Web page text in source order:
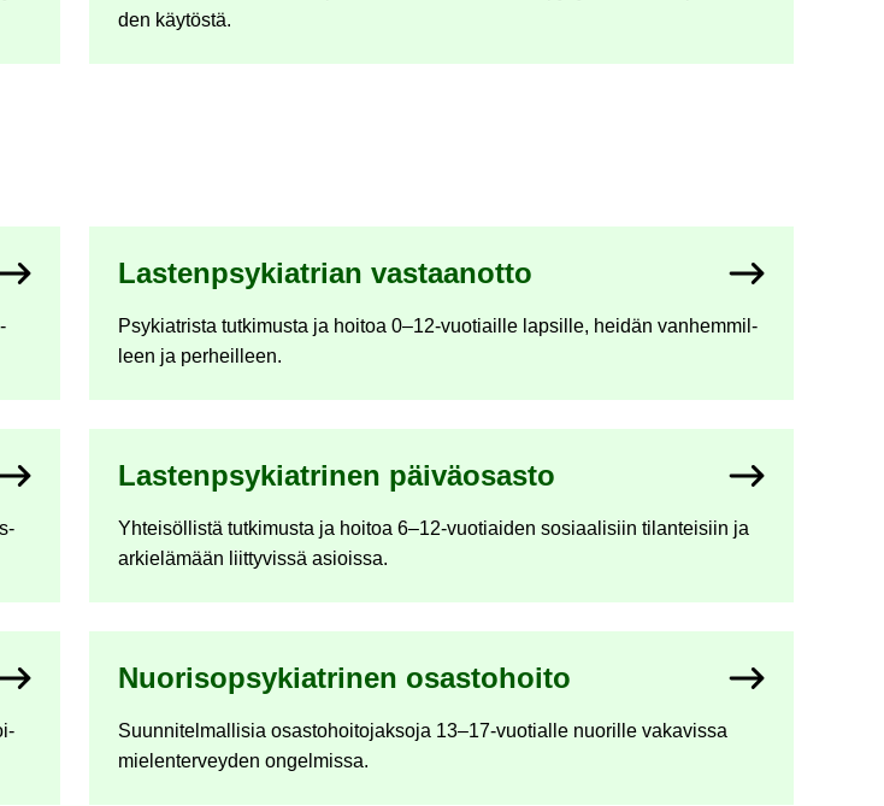
den käy­tös­tä.
Las­tenp­sy­kiat­rian vas­taan­ot­to
Psy­kiat­ris­ta tut­ki­mus­ta ja hoi­toa 0–12-​vuotiaille lap­sil­le, hei­dän van­hem­mil­
leen ja per­heil­leen.
Las­tenp­sy­kiat­ri­nen päi­vä­osas­to
Yh­tei­söl­lis­tä tut­ki­mus­ta ja hoi­toa 6–12-​vuotiaiden so­si­aa­li­siin ti­lan­tei­siin ja
ar­kie­lä­mään liit­ty­vis­sä asiois­sa.
Nuo­ri­sop­sy­kiat­ri­nen osas­to­hoi­to
Suun­ni­tel­mal­li­sia osas­to­hoi­to­jak­so­ja 13–17-​vuotialle nuo­ril­le va­ka­vis­sa
mie­len­ter­vey­den on­gel­mis­sa.